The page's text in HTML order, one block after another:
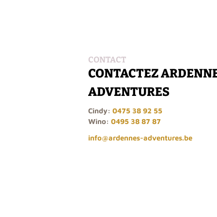
CONTACT
CONTACTEZ
ADVENTURES
Cindy: 0475 38 92 55
Wino: 0495 38 87 87
info@ardennes-adventures.be